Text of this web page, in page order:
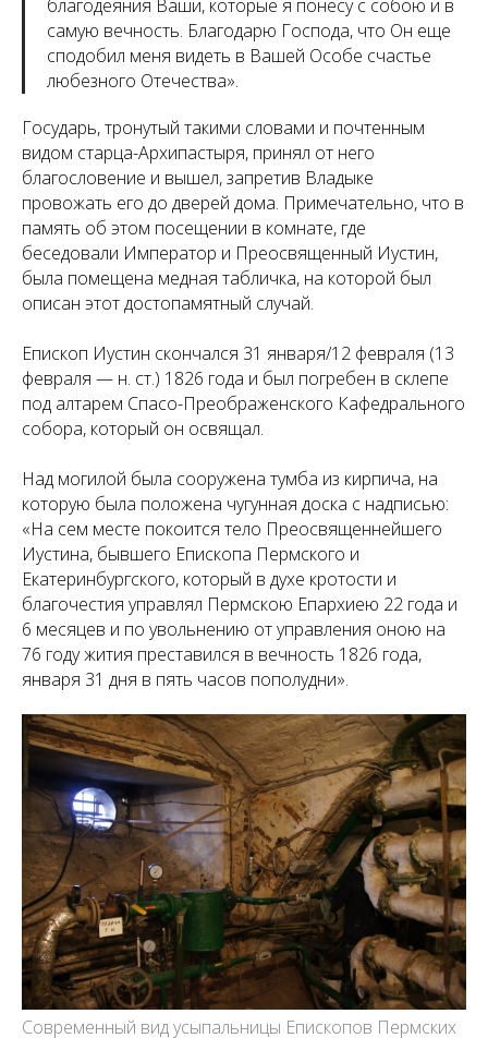
благодеяния Ваши, которые я понесу с собою и в
самую вечность. Благодарю Господа, что Он еще
сподобил меня видеть в Вашей Особе счастье
любезного Отечества».
Государь, тронутый такими словами и почтенным
видом старца-Архипастыря, принял от него
благословение и вышел, запретив Владыке
провожать его до дверей дома. Примечательно, что в
память об этом посещении в комнате, где
беседовали Император и Преосвященный Иустин,
была помещена медная табличка, на которой был
описан этот достопамятный случай.
Епископ Иустин скончался 31 января/12 февраля (13
февраля — н. ст.) 1826 года и был погребен в склепе
под алтарем Спасо-Преображенского Кафедрального
собора, который он освящал.
Над могилой была сооружена тумба из кирпича, на
которую была положена чугунная доска с надписью:
«На сем месте покоится тело Преосвященнейшего
Иустина, бывшего Епископа Пермского и
Екатеринбургского, который в духе кротости и
благочестия управлял Пермскою Епархиею 22 года и
6 месяцев и по увольнению от управления оною на
76 году жития преставился в вечность 1826 года,
января 31 дня в пять часов пополудни».
Современный вид усыпальницы Епископов Пермских